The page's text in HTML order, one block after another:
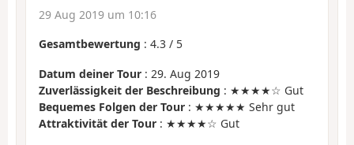
29 Aug 2019 um 10:16
Gesamtbewertung : 4.3 / 5
Datum deiner Tour : 29. Aug 2019
Zuverlässigkeit der Beschreibung : ★★★★☆ Gut
Bequemes Folgen der Tour : ★★★★★ Sehr gut
Attraktivität der Tour : ★★★★☆ Gut